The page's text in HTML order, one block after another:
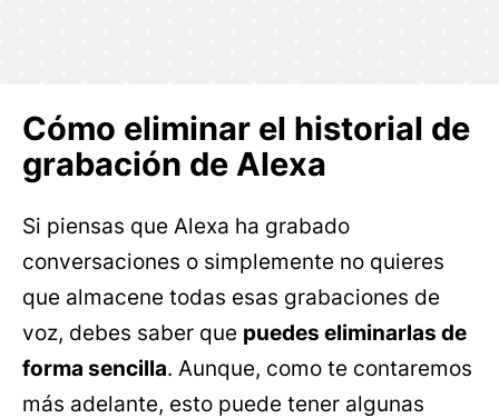
Cómo eliminar el historial de
grabación de Alexa
Si piensas que Alexa ha grabado
conversaciones o simplemente no quieres
que almacene todas esas grabaciones de
voz, debes saber que puedes eliminarlas de
forma sencilla. Aunque, como te contaremos
más adelante, esto puede tener algunas